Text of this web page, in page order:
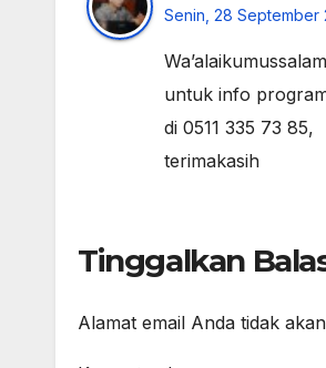
Senin, 28 September
untuk info
di 0511 335 73 85,
terimakasih
Tinggalkan
Alamat email Anda tidak